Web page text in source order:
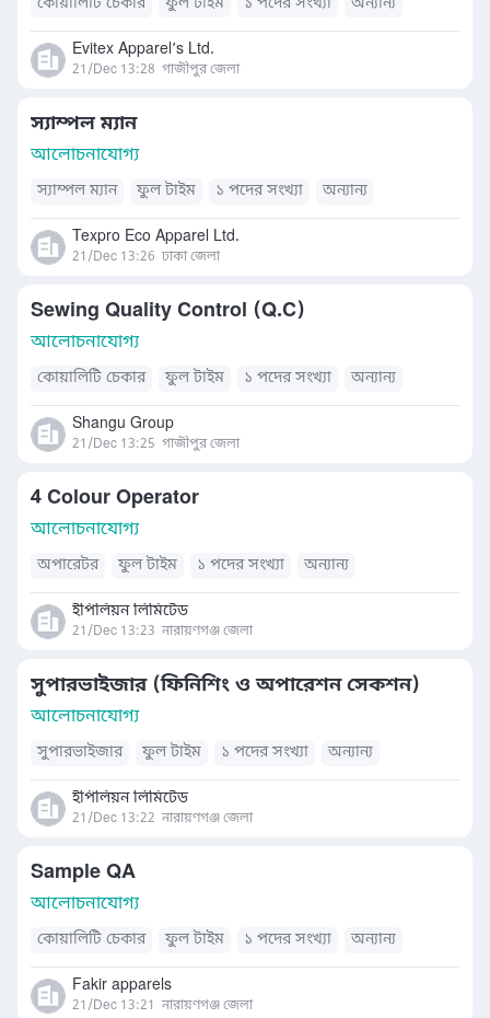
Evitex Apparel’s Ltd.
21/Dec 13:28 গাজীপুর জেলা
স্যাম্পল ম্যান
আলোচনাযোগ্য
স্যাম্পল ম্যান ফুল টাইম ১ পদের সংখ্যা অন্যান্য
Texpro Eco Apparel Ltd.
21/Dec 13:26 ঢাকা জেলা
Sewing Quality Control (Q.C)
আলোচনাযোগ্য
কোয়ালিটি চেকার ফুল টাইম ১ পদের সংখ্যা অন্যান্য
Shangu Group
21/Dec 13:25 গাজীপুর জেলা
4 Colour Operator
আলোচনাযোগ্য
অপারেটর ফুল টাইম ১ পদের সংখ্যা অন্যান্য
ইপিলিয়ন লিমিটেড
21/Dec 13:23 নারায়ণগঞ্জ জেলা
সুপারভাইজার (ফিনিশিং ও অপারেশন সেকশন)
আলোচনাযোগ্য
সুপারভাইজার ফুল টাইম ১ পদের সংখ্যা অন্যান্য
ইপিলিয়ন লিমিটেড
21/Dec 13:22 নারায়ণগঞ্জ জেলা
Sample QA
আলোচনাযোগ্য
কোয়ালিটি চেকার ফুল টাইম ১ পদের সংখ্যা অন্যান্য
Fakir apparels
21/Dec 13:21 নারায়ণগঞ্জ জেলা